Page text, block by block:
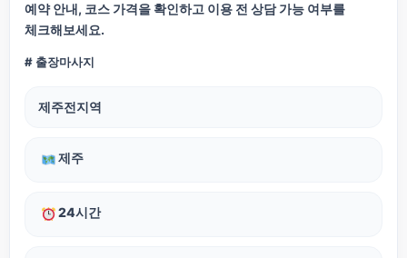
예약 안내, 코스 가격을 확인하고 이용 전 상담 가능 여부를
체크해보세요.
# 출장마사지
제주전지역
제주
24시간